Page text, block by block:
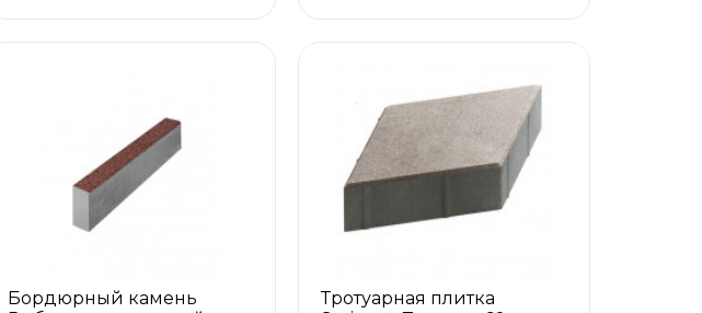
Бордюрный камень
Тротуарная плитка